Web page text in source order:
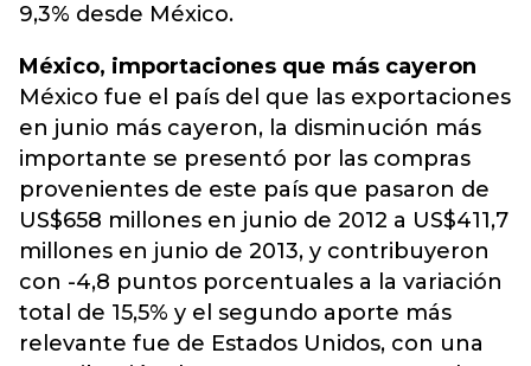
9,3% desde México.
México, importaciones que más cayeron
México fue el país del que las exportaciones
en junio más cayeron, la disminución más
importante se presentó por las compras
provenientes de este país que pasaron de
US$658 millones en junio de 2012 a US$411,7
millones en junio de 2013, y contribuyeron
con -4,8 puntos porcentuales a la variación
total de 15,5% y el segundo aporte más
relevante fue de Estados Unidos, con una